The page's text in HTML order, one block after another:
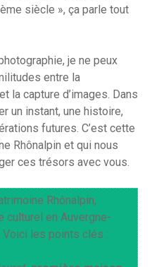
siècle », ça parle tout
je ne peux
entre la
la capture d’images. Dans
un instant, une histoire,
futures. C’est cette
Rhônalpin et qui nous
ces trésors avec vous.
Rhônalpin,
culturel en Auvergne-
les points clés :